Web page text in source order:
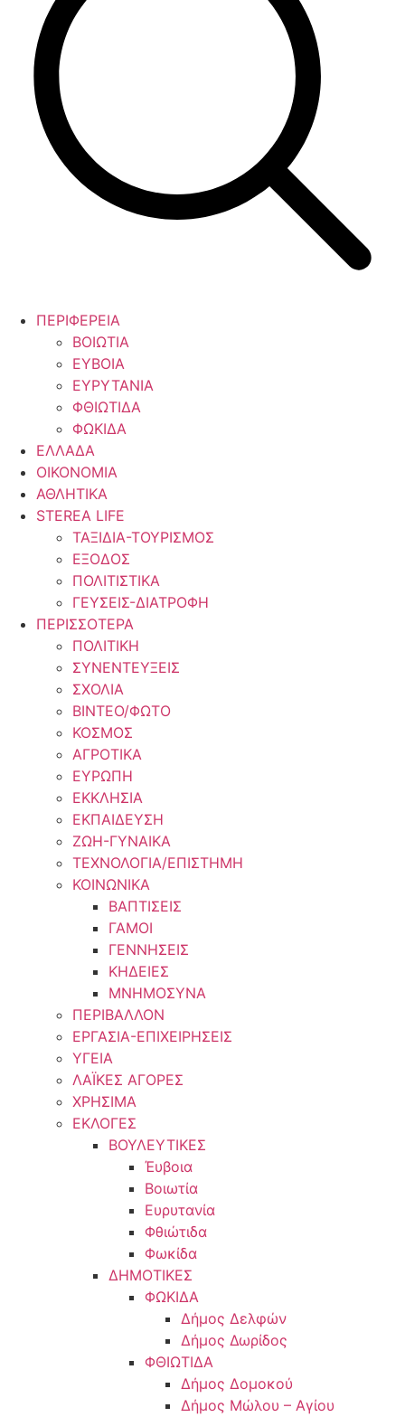
ΠΕΡΙΦΕΡΕΙΑ
ΒΟΙΩΤΙΑ
ΕΥΒΟΙΑ
ΕΥΡΥΤΑΝΙΑ
ΦΘΙΩΤΙΔΑ
ΦΩΚΙΔΑ
ΕΛΛΑΔΑ
ΟΙΚΟΝΟΜΙΑ
ΑΘΛΗΤΙΚΑ
STEREA LIFE
ΤΑΞΙΔΙΑ-ΤΟΥΡΙΣΜΟΣ
ΕΞΟΔΟΣ
ΠΟΛΙΤΙΣΤΙΚΑ
ΓΕΥΣΕΙΣ-ΔΙΑΤΡΟΦΗ
ΠΕΡΙΣΣΟΤΕΡΑ
ΠΟΛΙΤΙΚΗ
ΣΥΝΕΝΤΕΥΞΕΙΣ
ΣΧΟΛΙΑ
ΒΙΝΤΕΟ/ΦΩΤΟ
ΚΟΣΜΟΣ
ΑΓΡΟΤΙΚΑ
ΕΥΡΩΠΗ
ΕΚΚΛΗΣΙΑ
ΕΚΠΑΙΔΕΥΣΗ
ΖΩΗ-ΓΥΝΑΙΚΑ
ΤΕΧΝΟΛΟΓΙΑ/ΕΠΙΣΤΗΜΗ
ΚΟΙΝΩΝΙΚΑ
ΒΑΠΤΙΣΕΙΣ
ΓΑΜΟΙ
ΓΕΝΝΗΣΕΙΣ
ΚΗΔΕΙΕΣ
ΜΝΗΜΟΣΥΝΑ
ΠΕΡΙΒΑΛΛΟΝ
ΕΡΓΑΣΙΑ-ΕΠΙΧΕΙΡΗΣΕΙΣ
ΥΓΕΙΑ
ΛΑΪΚΕΣ ΑΓΟΡΕΣ
ΧΡΗΣΙΜΑ
ΕΚΛΟΓΕΣ
ΒΟΥΛΕΥΤΙΚΕΣ
Έυβοια
Βοιωτία
Ευρυτανία
Φθιώτιδα
Φωκίδα
ΔΗΜΟΤΙΚΕΣ
ΦΩΚΙΔΑ
Δήμος Δελφών
Δήμος Δωρίδος
ΦΘΙΩΤΙΔΑ
Δήμος Δομοκού
Δήμος Μώλου – Αγίου